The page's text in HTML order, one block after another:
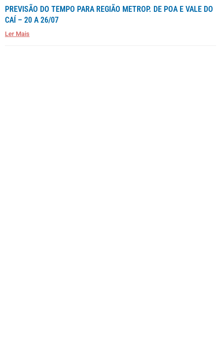
PREVISÃO DO TEMPO PARA REGIÃO METROP. DE POA E VALE DO
CAÍ – 20 A 26/07
Ler Mais